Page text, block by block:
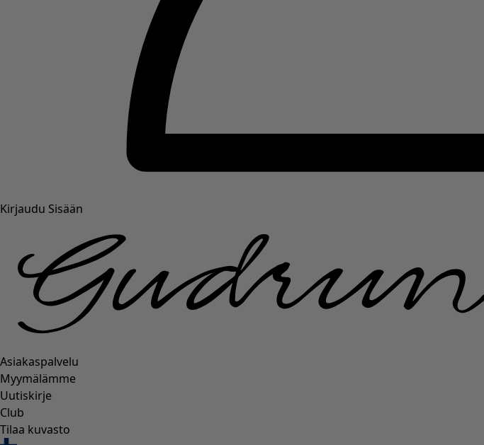
Kirjaudu Sisään
Asiakaspalvelu
Myymälämme
Uutiskirje
Club
Tilaa kuvasto